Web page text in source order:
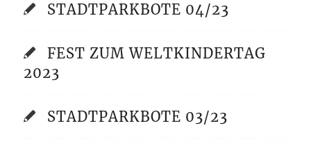
STADTPARKBOTE 04/23
FEST ZUM WELTKINDERTAG
2023
STADTPARKBOTE 03/23